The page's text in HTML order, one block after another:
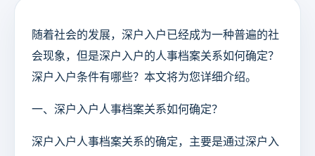
随着社会的发展，深户入户已经成为一种普遍的社
会现象，但是深户入户的人事档案关系如何确定？
深户入户条件有哪些？本文将为您详细介绍。
一、深户入户人事档案关系如何确定？
深户入户人事档案关系的确定，主要是通过深户入